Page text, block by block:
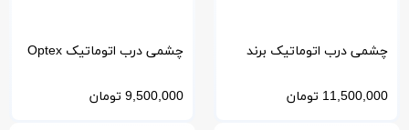
چشمی درب اتوماتیک برند
optex ژاپن مدل AIR-SLIDE 2
11,500,000 تومان
چشمی درب اتوماتیک Optex
OA-4500S(E)
9,500,000 تومان